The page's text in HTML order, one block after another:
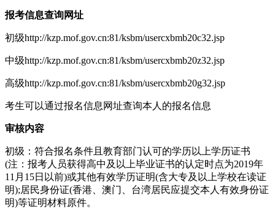
报考信息查询网址
初级http://kzp.mof.gov.cn:81/ksbm/usercxbmb20c32.jsp
中级http://kzp.mof.gov.cn:81/ksbm/usercxbmb20z32.jsp
高级http://kzp.mof.gov.cn:81/ksbm/usercxbmb20g32.jsp
考生可以通过报名信息网址查询本人的报名信息
审核内容
初级：符合报名条件且教育部门认可的学历以上学历证书
(注：报考人员获得高中及以上毕业证书的认定时点为2019年
11月15日以前)或其他有效学历证明(含大专及以上学校在读证
明);居民身份证(香港、澳门、台湾居民应提交本人有效身份证
明)等证明材料原件。